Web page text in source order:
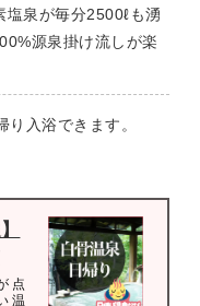
泉が毎分2500ℓも湧
源泉掛け流しが楽
入浴できます。
点
温